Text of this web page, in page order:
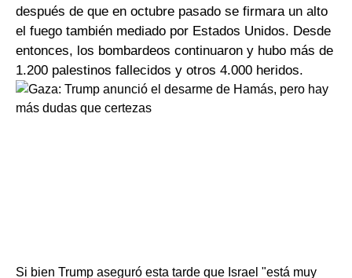
después de que en octubre pasado se firmara un alto
el fuego también mediado por Estados Unidos. Desde
entonces, los bombardeos continuaron y hubo más de
1.200 palestinos fallecidos y otros 4.000 heridos.
Si bien Trump aseguró esta tarde que Israel "está muy